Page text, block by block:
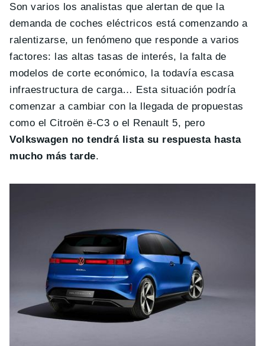
Son varios los analistas que alertan de que la
demanda de coches eléctricos está comenzando a
ralentizarse, un fenómeno que responde a varios
factores: las altas tasas de interés, la falta de
modelos de corte económico, la todavía escasa
infraestructura de carga… Esta situación podría
comenzar a cambiar con la llegada de propuestas
como el Citroën ë-C3 o el Renault 5, pero
Volkswagen no tendrá lista su respuesta hasta
mucho más tarde.